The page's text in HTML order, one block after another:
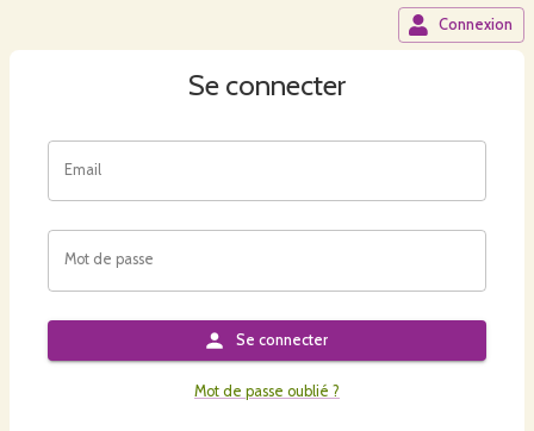
Connexion
Se connecter
Email
Mot de passe
Se connecter
Mot de passe oublié ?